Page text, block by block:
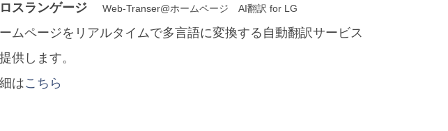
スランゲージ Web-Transer@ホームページ AI翻訳 for LG
ムページをリアルタイムで多言語に変換する自動翻訳サービス
供します。
はこちら